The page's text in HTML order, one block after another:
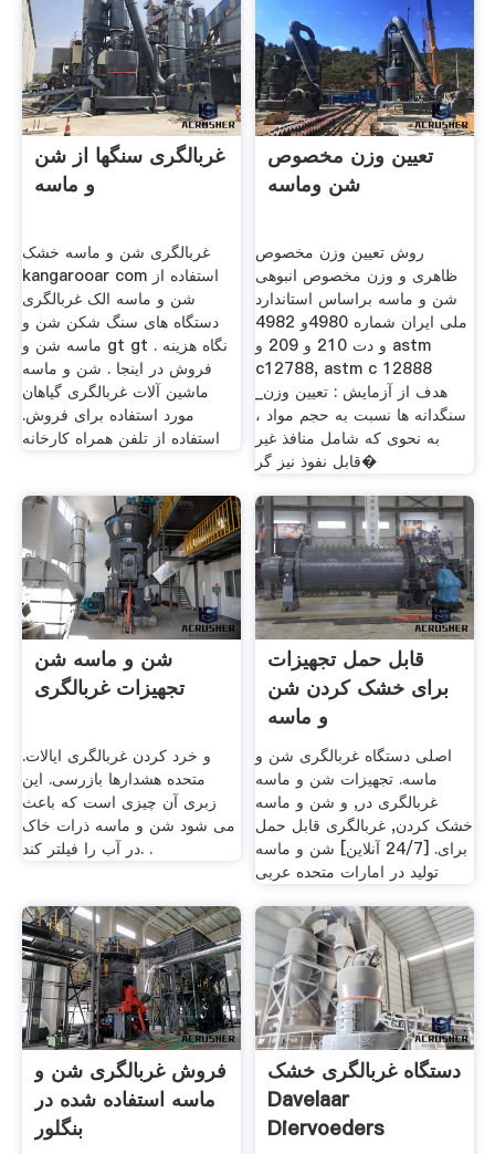
غربالگری سنگها از شن
و ماسه
غربالگری شن و ماسه خشک
kangarooar com استفاده از
شن و ماسه الک غربالگری
دستگاه های سنگ شکن شن و
ماسه شن و gt gt نگاه هزینه .
فروش در اینجا . شن و ماسه
ماشین آلات غربالگری گیاهان
مورد استفاده برای فروش.
استفاده از تلفن همراه کارخانه
تعیین وزن مخصوص
شن وماسه
روش تعیین وزن مخصوص
ظاهری و وزن مخصوص انبوهی
شن و ماسه براساس استاندارد
ملی ایران شماره 4980و 4982
و دت 210 و 209 و astm
c12788, astm c 12888
سنگدانه ها نسبت به حجم مواد ،
به نحوی که شامل منافذ غیر
قابل نفوذ نیز گر�
شن و ماسه شن
تجهیزات غربالگری
و خرد کردن غربالگری ایالات.
متحده هشدارها بازرسی. این
زبری آن چیزی است که باعث
می شود شن و ماسه ذرات خاک
در آب را فیلتر کند. .
قابل حمل تجهیزات
برای خشک کردن شن
و ماسه
اصلی دستگاه غربالگری شن و
ماسه. تجهیزات شن و ماسه
غربالگری در, و شن و ماسه
خشک کردن, غربالگری قابل حمل
برای. [24/7 آنلاین] شن و ماسه
تولید در امارات متحده عربی
فروش غربالگری شن و
ماسه استفاده شده در
بنگلور
دستگاه غربالگری خشک
Davelaar
Diervoeders